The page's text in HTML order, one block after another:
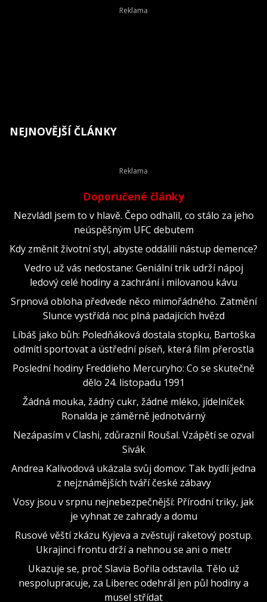
NEJNOVĚJŠÍ ČLÁNKY
Doporučené články
Nezvládl jsem to v hlavě. Čepo odhalil, co stálo za jeho
neúspěšným UFC debutem
Kdy změnit životní styl, abyste oddálili nástup demence?
Vedro už vás nedostane: Geniální trik udrží nápoj
ledový celé hodiny a zachrání i milovanou kávu
Srpnová obloha předvede něco mimořádného. Zatmění
Slunce vystřídá noc plná padajících hvězd
Líbáš jako bůh: Poledňáková dostala stopku, Bartoška
odmítl sportovat a ústřední píseň, která film přerostla
Poslední hodiny Freddieho Mercuryho: Co se skutečně
dělo 24. listopadu 1991
Žádná mouka, žádný cukr, žádné mléko, jídelníček
Ronalda je záměrně jednotvárný
Nezápasím v Clashi, zdůraznil Roušal. Vzápětí se ozval
Sivák
Andrea Kalivodová ukázala svůj domov: Tak bydlí jedna
z nejznámějších tváří české zábavy
Vosy jsou v srpnu nejnebezpečnější: Přírodní triky, jak
je vyhnat ze zahrady a domu
Rusové věští zkázu Kyjeva a zvěstují raketový postup.
Ukrajinci frontu drží a nehnou se ani o metr
Ukazuje se, proč Slavia Bořila odstavila. Tělo už
nespolupracuje, za Liberec odehrál jen půl hodiny a
musel střídat